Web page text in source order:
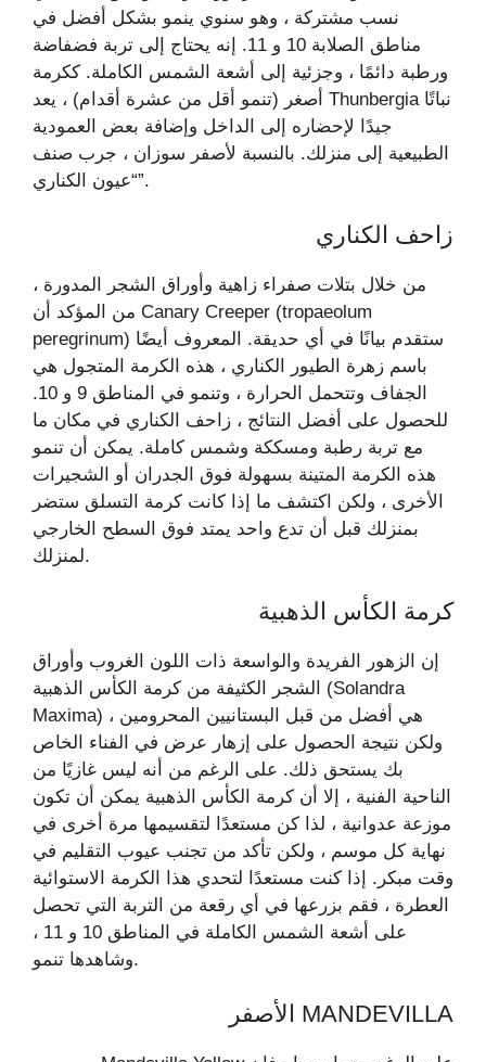
نسب مشتركة ، وهو سنوي ينمو بشكل أفضل في
مناطق الصلابة 10 و 11. إنه يحتاج إلى تربة فضفاضة
ورطبة دائمًا ، وجزئية إلى أشعة الشمس الكاملة. ككرمة
أصغر (تنمو أقل من عشرة أقدام) ، يعد Thunbergia نباتًا
جيدًا لإحضاره إلى الداخل وإضافة بعض العمودية
الطبيعية إلى منزلك. بالنسبة لأصفر سوزان ، جرب صنف
“عيون الكناري”.
زاحف الكناري
من خلال بتلات صفراء زاهية وأوراق الشجر المدورة ،
من المؤكد أن Canary Creeper (tropaeolum
peregrinum) ستقدم بيانًا في أي حديقة. المعروف أيضًا
باسم زهرة الطيور الكناري ، هذه الكرمة المتجول هي
الجفاف وتتحمل الحرارة ، وتنمو في المناطق 9 و 10.
للحصول على أفضل النتائج ، زاحف الكناري في مكان ما
مع تربة رطبة ومسككة وشمس كاملة. يمكن أن تنمو
هذه الكرمة المتينة بسهولة فوق الجدران أو الشجيرات
الأخرى ، ولكن اكتشف ما إذا كانت كرمة التسلق ستضر
بمنزلك قبل أن تدع واحد يمتد فوق السطح الخارجي
لمنزلك.
كرمة الكأس الذهبية
إن الزهور الفريدة والواسعة ذات اللون الغروب وأوراق
الشجر الكثيفة من كرمة الكأس الذهبية (Solandra
Maxima) هي أفضل من قبل البستانيين المحرومين ،
ولكن نتيجة الحصول على إزهار عرض في الفناء الخاص
بك يستحق ذلك. على الرغم من أنه ليس غازيًا من
الناحية الفنية ، إلا أن كرمة الكأس الذهبية يمكن أن تكون
موزعة عدوانية ، لذا كن مستعدًا لتقسيمها مرة أخرى في
نهاية كل موسم ، ولكن تأكد من تجنب عيوب التقليم في
وقت مبكر. إذا كنت مستعدًا لتحدي هذا الكرمة الاستوائية
العطرة ، فقم بزرعها في أي رقعة من التربة التي تحصل
على أشعة الشمس الكاملة في المناطق 10 و 11 ،
وشاهدها تنمو.
MANDEVILLA الأصفر